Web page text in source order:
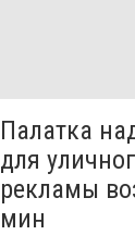
Палатка
для
рекламы
мин